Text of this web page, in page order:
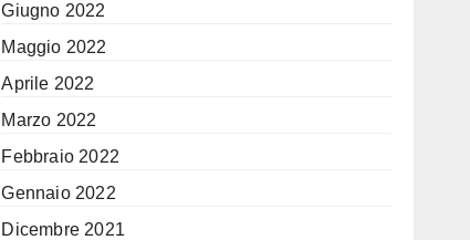
Giugno 2022
Maggio 2022
Aprile 2022
Marzo 2022
Febbraio 2022
Gennaio 2022
Dicembre 2021